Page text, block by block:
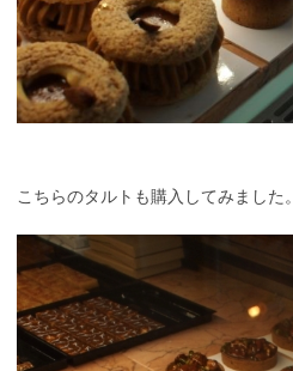
こちらのタルトも購入してみました。